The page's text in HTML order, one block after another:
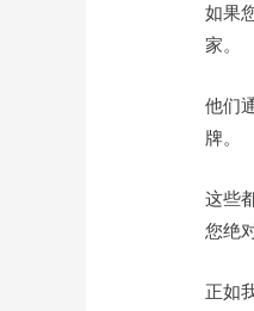
如果
家。
他们
牌。
这些
您绝
正如